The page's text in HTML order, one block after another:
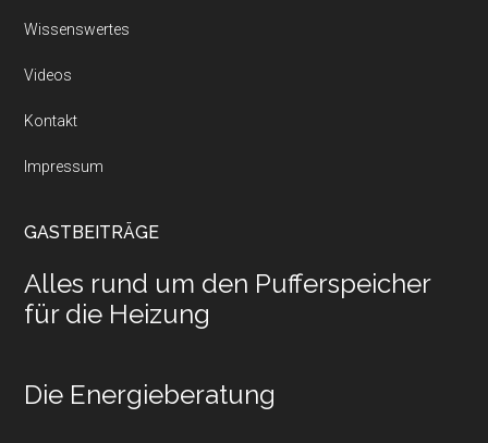
Wissenswertes
Videos
Kontakt
Impressum
GASTBEITRÄGE
Alles rund um den Pufferspeicher
für die Heizung
Die Energieberatung